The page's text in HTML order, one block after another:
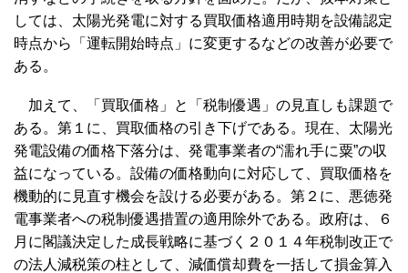
しては、太陽光発電に対する買取価格適用時期を設備認定
時点から「運転開始時点」に変更するなどの改善が必要で
ある。
加えて、「買取価格」と「税制優遇」の見直しも課題で
ある。第１に、買取価格の引き下げである。現在、太陽光
発電設備の価格下落分は、発電事業者の“濡れ手に粟”の収
益になっている。設備の価格動向に対応して、買取価格を
機動的に見直す機会を設ける必要がある。第２に、悪徳発
電事業者への税制優遇措置の適用除外である。政府は、６
月に閣議決定した成長戦略に基づく２０１４年税制改正で
の法人減税策の柱として、減価償却費を一括して損金算入